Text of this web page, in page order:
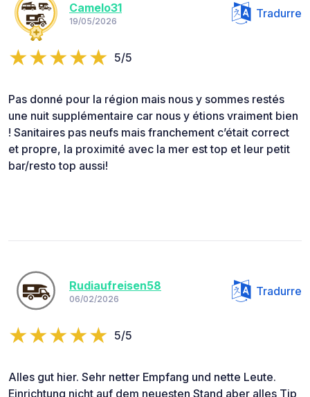
Camelo31
19/05/2026
Tradurre
5/5
Pas donné pour la région mais nous y sommes restés
une nuit supplémentaire car nous y étions vraiment bien
! Sanitaires pas neufs mais franchement c’était correct
et propre, la proximité avec la mer est top et leur petit
bar/resto top aussi!
Rudiaufreisen58
06/02/2026
Tradurre
5/5
Alles gut hier. Sehr netter Empfang und nette Leute.
Einrichtung nicht auf dem neuesten Stand aber alles Tip